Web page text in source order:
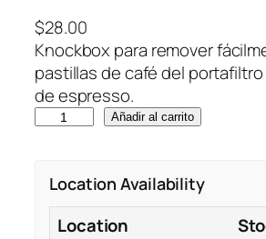
$28.00
Knockbox para remover
pastillas de café del portafiltro
de espresso.
Añadir al carrito
Location Availability
Location